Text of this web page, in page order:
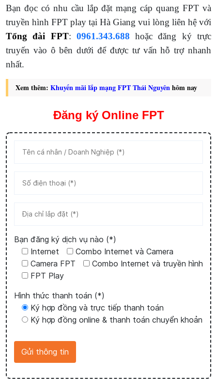
Bạn đọc có nhu cầu lắp đặt mạng cáp quang FPT và
truyền hình FPT play tại Hà Giang vui lòng liên hệ với
Tổng đài FPT: 0961.343.688 hoặc đăng ký trực
truyến vào ô bên dưới để được tư vấn hỗ trợ nhanh
nhất.
Xem thêm: Khuyến mãi lắp mạng FPT Thái Nguyênhôm nay
Đăng ký Online FPT
Bạn đăng ký dịch vụ nào (*)
Internet
Combo Internet và Camera
Camera FPT
Combo Internet và truyền hình
FPT Play
Hình thức thanh toán (*)
Ký hợp đồng và trực tiếp thanh toán
Ký hợp đồng online & thanh toán chuyển khoản